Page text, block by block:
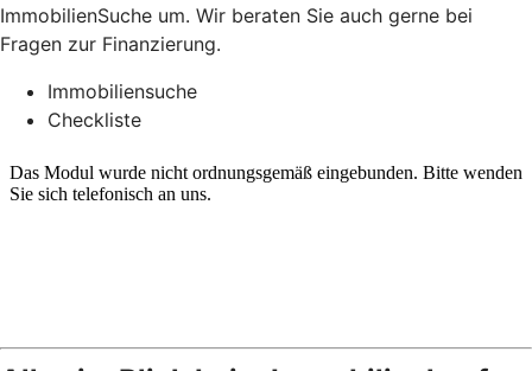
ImmobilienSuche um. Wir beraten Sie auch gerne bei
Fragen zur Finanzierung.
Immobiliensuche
Checkliste